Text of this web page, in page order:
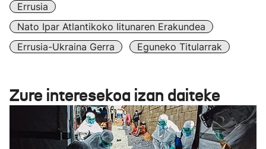
Errusia
Nato Ipar Atlantikoko Iitunaren Erakundea
Errusia-Ukraina Gerra
Eguneko Titularrak
Zure interesekoa izan daiteke